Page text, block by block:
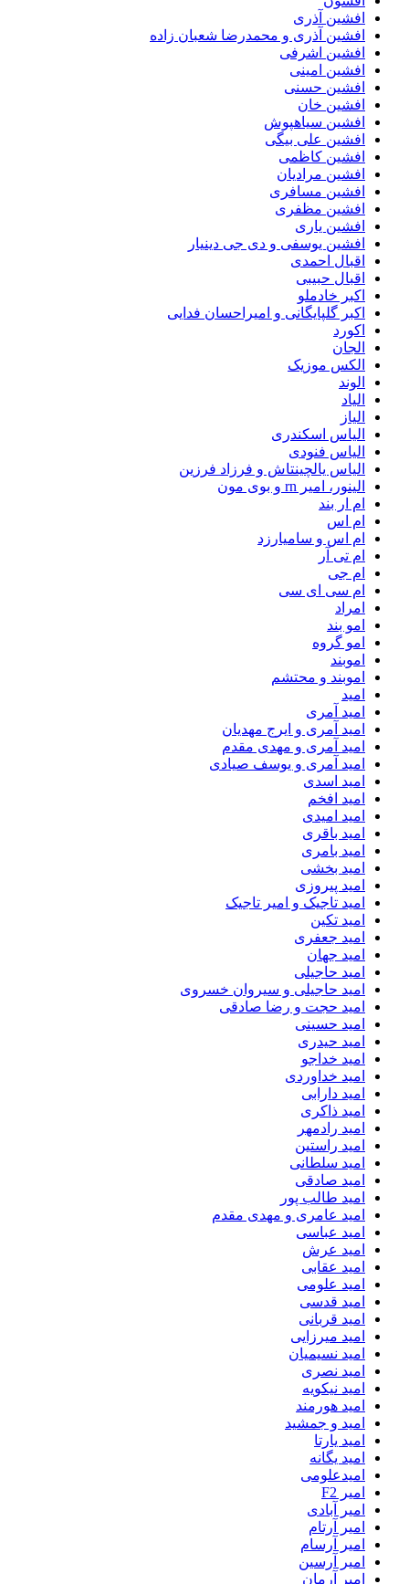
افشین آذری
افشین آذری و محمدرضا شعبان زاده
افشین اشرفی
افشین امینی
افشین حسنی
افشین خان
افشین سیاهپوش
افشین علی بیگی
افشین کاظمی
افشین مرادیان
افشین مسافری
افشین مظفری
افشین یاری
افشین یوسفی و دی جی دینیار
اقبال احمدی
اقبال حبیبی
اکبر خادملو
اکبر گلپایگانی و امیراحسان فدایی
اکورد
الجان
الکس موزیک
الوند
الیاد
الیاز
الیاس اسکندری
الیاس فنودی
الیاس یالچینتاش و فرزاد فرزین
الینور، امیر rn و بوی مون
ام‌ ار بند
ام اس
ام اس و سامیارزد
ام تی آر
ام جی
ام سی ای سی
امراد
امو بند
امو گروه
اموبند
اموبند و محتشم
امید
امید آمری
امید آمری و ایرج مهدیان
امید آمری و مهدی مقدم
امید آمری و یوسف صیادی
امید اسدی
امید افخم
امید امیدی
امید باقری
امید بامری
امید بخشی
امید پیروزی
امید تاجیک و امیر تاجیک
امید تکین
امید جعفری
امید جهان
امید حاجیلی
امید حاجیلی و سیروان خسروی
امید حجت و رضا صادقی
امید حسینی
امید حیدری
امید خداجو
امید خداوردی
امید دارابی
امید ذاکری
امید رادمهر
امید راستین
امید سلطانی
امید صادقی
امید طالب پور
امید عامری و مهدی مقدم
امید عباسی
امید عرش
امید عقابی
امید علومی
امید قدسی
امید قربانی
امید میرزایی
امید نسیمیان
امید نصری
امید نیکویه
امید هورمند
امید و جمشید
امید یارتا
امید یگانه
امیدعلومی
امیر F2
امیر آبادی
امیر آرتام
امیر آرسام
امیر آرسین
امیر آرمان